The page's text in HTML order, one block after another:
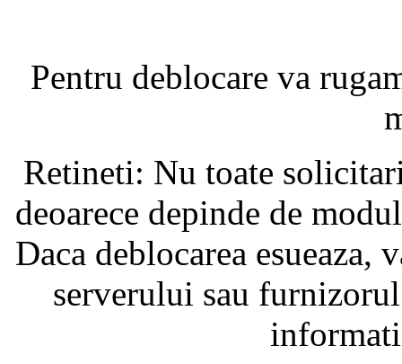
Pentru deblocare va
Retineti: Nu toate
deoarece depinde de
Daca deblocarea
serverului sau